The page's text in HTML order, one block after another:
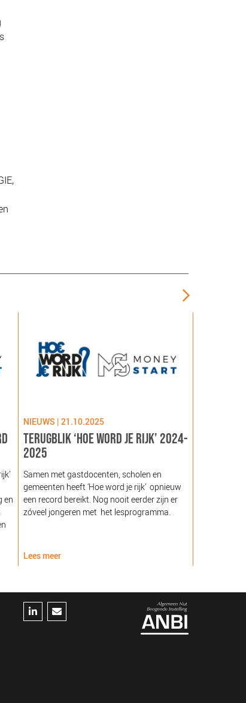
en
NIEUWS | 21.10.2025
TERUGBLIK ‘HOE WORD JE RIJK’ 2024-
2025
Samen met gastdocenten, scholen en
gemeenten heeft ‘Hoe word je rijk’ opnieuw
een record bereikt. Nog nooit eerder zijn er
zóveel jongeren met het lesprogramma.
Lees meer